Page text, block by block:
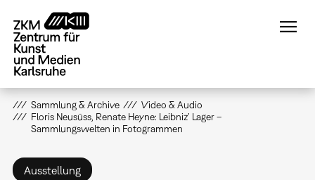
zum
Inhalt
Sammlung & Archive
Video & Audio
Floris Neusüss, Renate Heyne: Leibniz’ Lager –
Sammlungswelten in Fotogrammen
Ausstellung